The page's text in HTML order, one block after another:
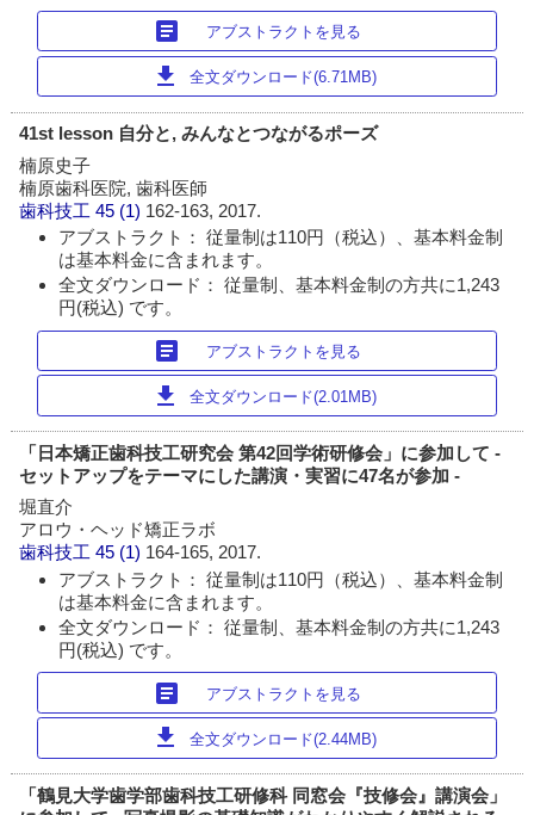
article アブストラクトを見る
download 全文ダウンロード(6.71MB)
41st lesson 自分と, みんなとつながるポーズ
楠原史子
楠原歯科医院, 歯科医師
歯科技工 45 (1) 162-163, 2017.
アブストラクト： 従量制は110円（税込）、基本料金制
は基本料金に含まれます。
全文ダウンロード： 従量制、基本料金制の方共に1,243
円(税込) です。
article アブストラクトを見る
download 全文ダウンロード(2.01MB)
「日本矯正歯科技工研究会 第42回学術研修会」に参加して -
セットアップをテーマにした講演・実習に47名が参加 -
堀直介
アロウ・ヘッド矯正ラボ
歯科技工 45 (1) 164-165, 2017.
アブストラクト： 従量制は110円（税込）、基本料金制
は基本料金に含まれます。
全文ダウンロード： 従量制、基本料金制の方共に1,243
円(税込) です。
article アブストラクトを見る
download 全文ダウンロード(2.44MB)
「鶴見大学歯学部歯科技工研修科 同窓会『技修会』講演会」